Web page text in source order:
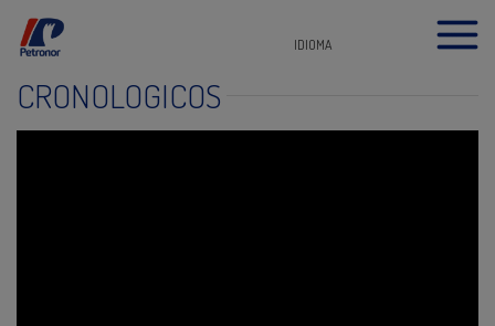
IDIOMA
CRONOLÓGICOS